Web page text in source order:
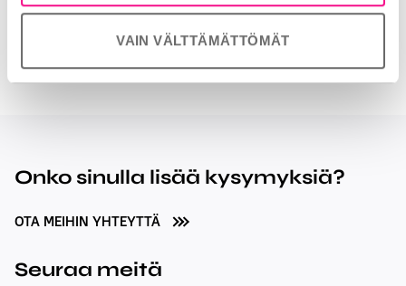
VAIN VÄLTTÄMÄTTÖMÄT
inka.forss@radiomedia.fi
040 165 7010
Onko sinulla lisää kysymyksiä?
OTA MEIHIN YHTEYTTÄ
Seuraa meitä